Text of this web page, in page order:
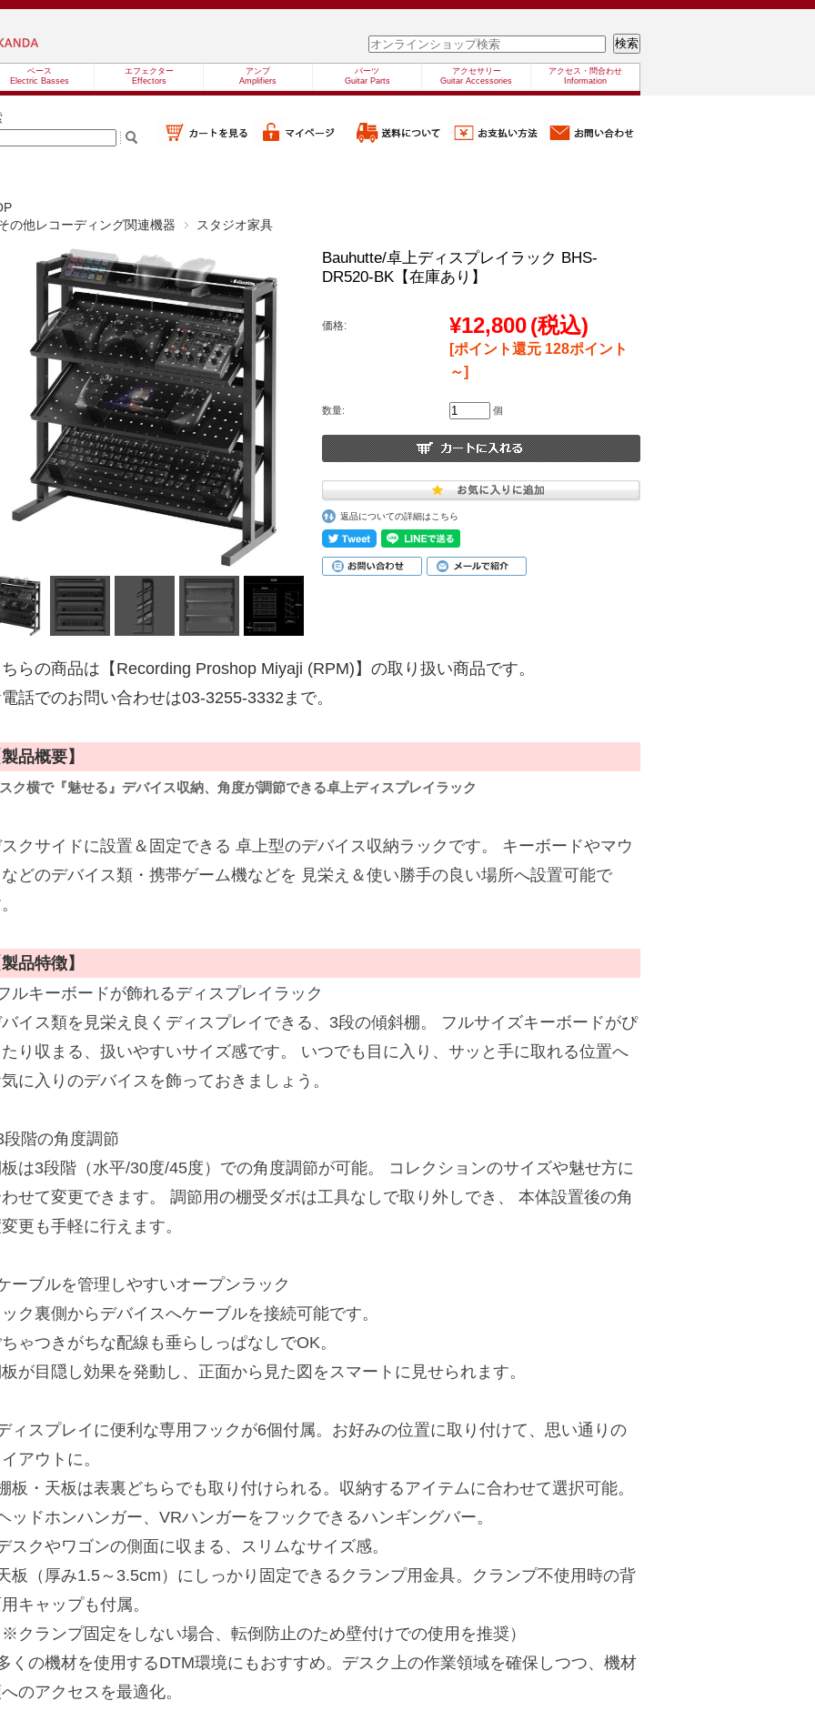
ベース
Electric Basses
エフェクター
Effectors
アンプ
Amplifiers
パーツ
Guitar Parts
アクセサリー
Guitar Accessories
アクセス・問合わせ
Information
の他レコーディング関連機器
スタジオ家具
Bauhutte/卓上ディスプレイラック BHS-
DR520-BK【在庫あり】
価格: ¥12,800(税込)
[ポイント還元 128ポイント
～]
数量: 個
返品についての詳細はこちら
らの商品は【Recording Proshop Miyaji (RPM)】の取り扱い商品です。
話でのお問い合わせは03-3255-3332まで。
品概要】
ク横で『魅せる』デバイス収納、角度が調節できる卓上ディスプレイラック
クサイドに設置＆固定できる 卓上型のデバイス収納ラックです。 キーボードやマウ
どのデバイス類・携帯ゲーム機などを 見栄え＆使い勝手の良い場所へ設置可能で
品特徴】
ルキーボードが飾れるディスプレイラック
イス類を見栄え良くディスプレイできる、3段の傾斜棚。 フルサイズキーボードがぴ
り収まる、扱いやすいサイズ感です。 いつでも目に入り、サッと手に取れる位置へ
に入りのデバイスを飾っておきましょう。
段階の角度調節
は3段階（水平/30度/45度）での角度調節が可能。 コレクションのサイズや魅せ方に
せて変更できます。 調節用の棚受ダボは工具なしで取り外しでき、 本体設置後の角
更も手軽に行えます。
ーブルを管理しやすいオープンラック
ク裏側からデバイスへケーブルを接続可能です。
ゃつきがちな配線も垂らしっぱなしでOK。
が目隠し効果を発動し、正面から見た図をスマートに見せられます。
ィスプレイに便利な専用フックが6個付属。お好みの位置に取り付けて、思い通りの
アウトに。
板・天板は表裏どちらでも取り付けられる。収納するアイテムに合わせて選択可能。
ッドホンハンガー、VRハンガーをフックできるハンギングバー。
スクやワゴンの側面に収まる、スリムなサイズ感。
板（厚み1.5～3.5cm）にしっかり固定できるクランプ用金具。クランプ不使用時の背
キャップも付属。
クランプ固定をしない場合、転倒防止のため壁付けでの使用を推奨）
くの機材を使用するDTM環境にもおすすめ。デスク上の作業領域を確保しつつ、機材
のアクセスを最適化。